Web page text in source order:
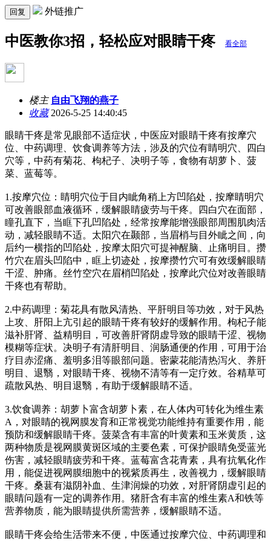
回复 外链推广
中医教你3招，轻松应对眼睛干疼 看全部
楼主 自由飞翔的燕子
收藏2026-5-25 14:40:45
眼睛干疼是常见眼部不适症状，中医应对眼睛干疼有按摩穴
位、中药调理、饮食调养等方法，涉及的穴位有睛明穴、四白
穴等，中药有菊花、枸杞子、决明子等，食物有胡萝卜、菠
菜、蓝莓等。
1.按摩穴位：睛明穴位于目内眦角稍上方凹陷处，按摩睛明穴
可改善眼部血液循环，缓解眼睛疲劳与干疼。四白穴在面部，
瞳孔直下，当眶下孔凹陷处，经常按摩能增强眼部周围肌肉活
动，减轻眼睛不适。太阳穴在颞部，当眉梢与目外眦之间，向
后约一横指的凹陷处，按摩太阳穴可提神醒脑、止痛明目。攒
竹穴在眉头凹陷中，眶上切迹处，按摩攒竹穴可有效缓解眼睛
干涩、肿痛。丝竹空穴在眉梢凹陷处，按摩此穴位对改善眼睛
干疼也有帮助。
2.中药调理：菊花具有散风清热、平肝明目等功效，对于风热
上攻、肝阳上亢引起的眼睛干疼有较好的缓解作用。枸杞子能
滋补肝肾、益精明目，可改善肝肾阴虚导致的眼睛干涩、视物
模糊等症状。决明子有清肝明目、润肠通便的作用，可用于治
疗目赤涩痛、羞明多泪等眼部问题。密蒙花能清热泻火、养肝
明目、退翳，对眼睛干疼、视物不清等有一定疗效。谷精草可
疏散风热、明目退翳，有助于缓解眼睛不适。
3.饮食调养：胡萝卜富含胡萝卜素，在人体内可转化为维生素
A，对眼睛的视网膜发育和正常视觉功能维持有重要作用，能
预防和缓解眼睛干疼。菠菜含有丰富的叶黄素和玉米黄质，这
两种物质是视网膜黄斑区域的主要色素，可保护眼睛免受蓝光
伤害，减轻眼睛疲劳和干疼。蓝莓富含花青素，具有抗氧化作
用，能促进视网膜细胞中的视紫质再生，改善视力，缓解眼睛
干疼。桑葚有滋阴补血、生津润燥的功效，对肝肾阴虚引起的
眼睛问题有一定的调养作用。猪肝含有丰富的维生素A和铁等
营养物质，能为眼睛提供所需营养，缓解眼睛不适。
眼睛干疼会给生活带来不便，中医通过按摩穴位、中药调理和